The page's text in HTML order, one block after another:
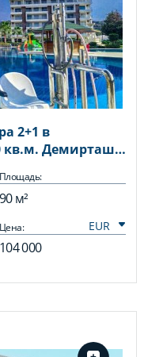
2+1 в
кв.м. Демирташ,
Площадь:
90 м²
Цена:
104 000